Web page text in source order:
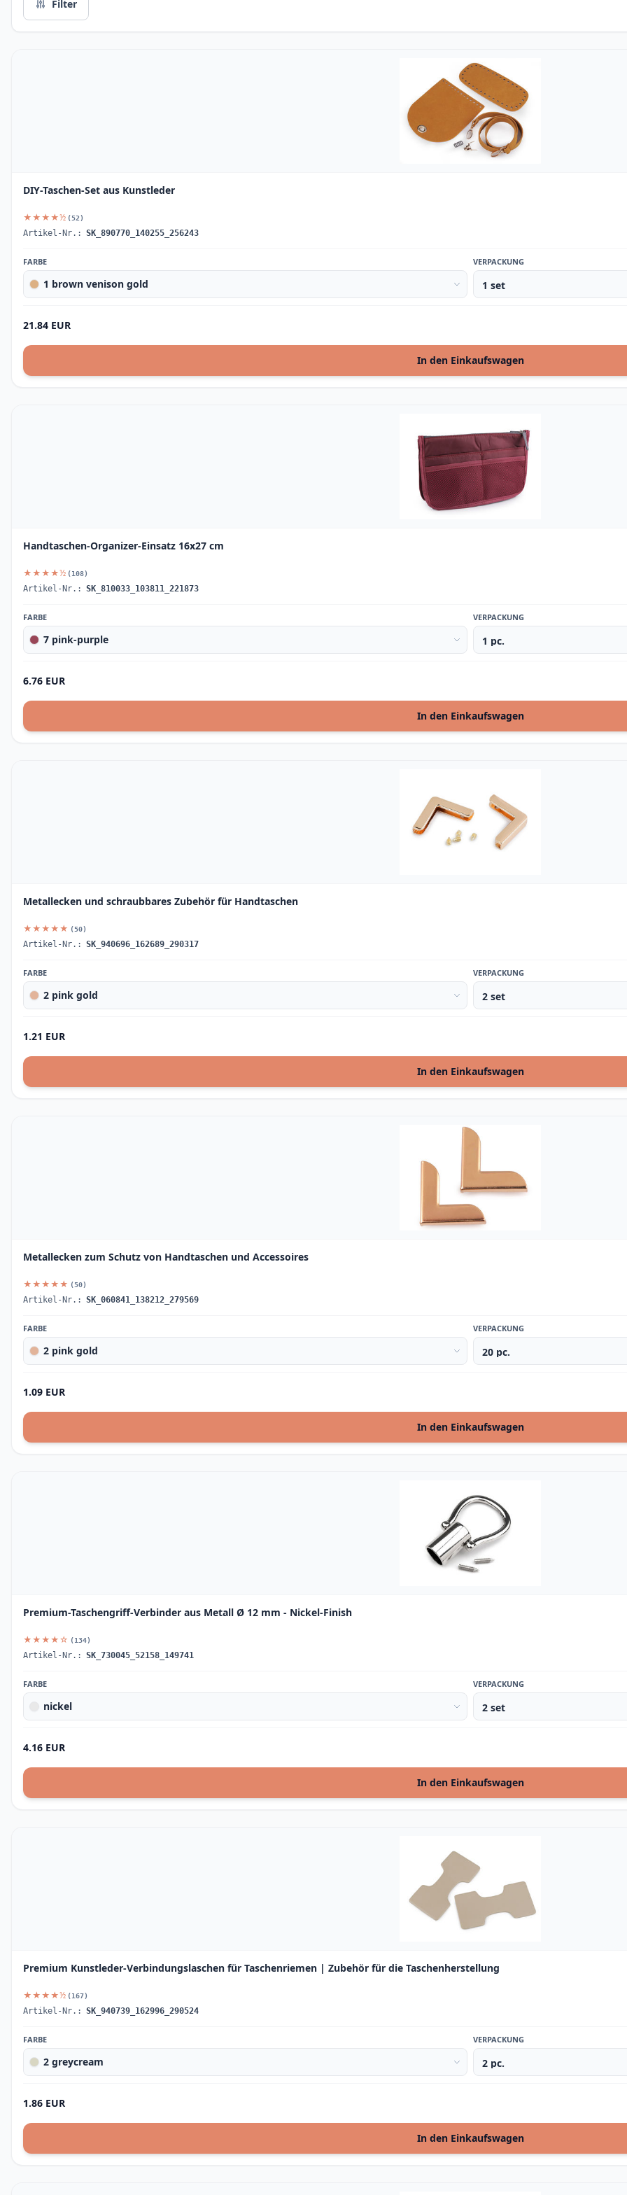
Filter
DIY-Taschen-Set aus Kunstleder
★★★★½ (52)
Artikel-Nr.: SK_890770_140255_256243
FARBE
1 brown venison gold
VERPACKUNG
21.84 EUR
In den Einkaufswagen
Handtaschen-Organizer-Einsatz 16x27 cm
★★★★½ (108)
Artikel-Nr.: SK_810033_103811_221873
FARBE
7 pink-purple
VERPACKUNG
6.76 EUR
In den Einkaufswagen
Metallecken und schraubbares Zubehör für Handtaschen
★★★★★ (50)
Artikel-Nr.: SK_940696_162689_290317
FARBE
2 pink gold
VERPACKUNG
1.21 EUR
In den Einkaufswagen
Metallecken zum Schutz von Handtaschen und Accessoires
★★★★★ (50)
Artikel-Nr.: SK_060841_138212_279569
FARBE
2 pink gold
VERPACKUNG
1.09 EUR
In den Einkaufswagen
Premium-Taschengriff-Verbinder aus Metall Ø 12 mm - Nickel-Finish
★★★★☆ (134)
Artikel-Nr.: SK_730045_52158_149741
FARBE
nickel
VERPACKUNG
4.16 EUR
In den Einkaufswagen
Premium Kunstleder-Verbindungslaschen für Taschenriemen | Zubehör für die Taschenherstellung
★★★★½ (167)
Artikel-Nr.: SK_940739_162996_290524
FARBE
2 greycream
VERPACKUNG
1.86 EUR
In den Einkaufswagen